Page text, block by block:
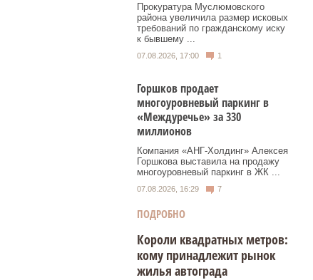
Прокуратура Муслюмовского
района увеличила размер исковых
требований по гражданскому иску
к бывшему ...
07.08.2026, 17:00 1
Горшков продает
многоуровневый паркинг в
«Междуречье» за 330
миллионов
Компания «АНГ-Холдинг» Алексея
Горшкова выставила на продажу
многоуровневый паркинг в ЖК ...
07.08.2026, 16:29 7
ПОДРОБНО
Короли квадратных метров:
кому принадлежит рынок
жилья автограда